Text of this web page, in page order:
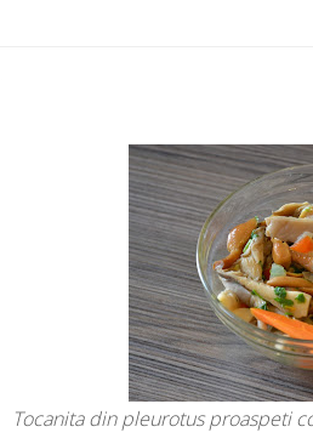
Tocanita din pleurotus proaspeti